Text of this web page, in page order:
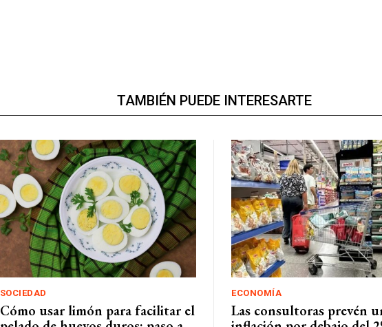
TAMBIÉN PUEDE INTERESARTE
SOCIEDAD
Cómo usar limón para facilitar el
ECONOMÍA
Las consultoras prevén